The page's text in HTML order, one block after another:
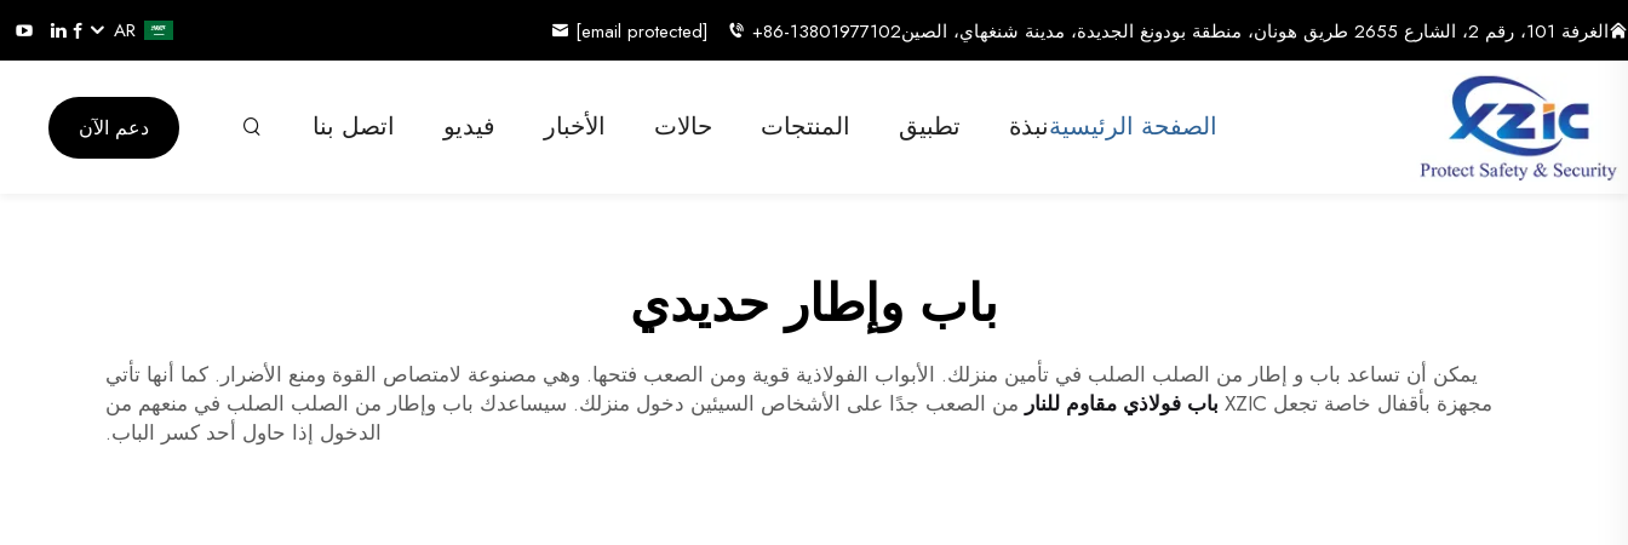
الغرفة 101، رقم 2، الشارع 2655 طريق هونان، منطقة بودونغ الجديدة، مدينة شنغهاي، الصين +86-13801977102
[email protected]
AR
الصفحة الرئيسيةنبذة تطبيق المنتجات حالات الأخبار فيديو اتصل بنا دعم الآن
باب وإطار حديدي
يمكن أن تساعد باب و إطار من الصلب الصلب في تأمين منزلك. الأبواب الفولاذية قوية ومن الصعب فتحها. وهي مصنوعة لامتصاص القوة ومنع الأضرار. كما أنها تأتي
مجهزة بأقفال خاصة تجعل XZIC
باب فولاذي مقاوم للنار من الصعب جدًا على الأشخاص السيئين دخول منزلك. سيساعدك باب وإطار من الصلب الصلب في منعهم من
الدخول إذا حاول أحد كسر الباب.